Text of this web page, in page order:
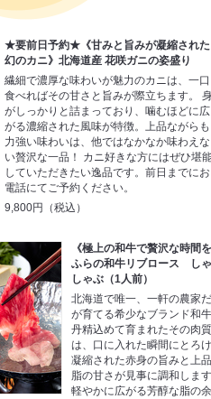
★要前日予約★《甘みと旨みが凝縮された
幻のカニ》北海道産 花咲ガニの姿盛り
繊細で濃厚な味わいが魅力のカニは、一口
食べればその甘さと旨みが際立ちます。
がしっかりと詰まっており、噛むほどに広
がる濃縮された風味が特徴。上品ながらも
力強い味わいは、他ではなかなか味わえな
い贅沢な一品！ カニ好きな方にはぜひ堪
していただきたい逸品です。前日までにお
電話にてご予約ください。
9,800円（税込）
《極上の和牛で贅沢な時間を
ふらの和牛リブロース し
しゃぶ（1人前）
北海道で唯一、一軒の農家
が育てる希少なブランド和牛
丹精込めて育まれたその肉質
は、口に入れた瞬間にとろけ
凝縮された赤身の旨みと上
脂の甘さが見事に調和します
軽やかに広がる芳醇な脂の